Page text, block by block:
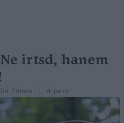
irtsd, hanem
Tímea 4 perc